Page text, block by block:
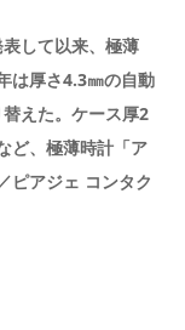
して以来、極薄
は厚さ4.3㎜の自動
えた。ケース厚2
ど、極薄時計「ア
ピアジェ コンタク